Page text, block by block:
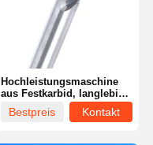
Hochleistungsmaschine
aus Festkarbid, langlebig
Bestpreis Kontakt